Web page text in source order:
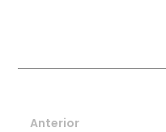
Anterior